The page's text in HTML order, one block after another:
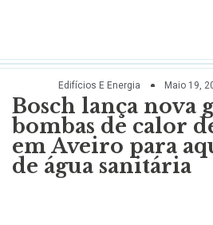
Edifícios E Energia Maio 19,
Bosch lança nova
bombas de calor
em Aveiro para
de água sanitária